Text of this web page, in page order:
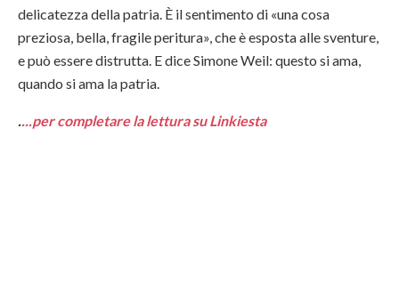
delicatezza della patria. È il sentimento di «una cosa
preziosa, bella, fragile peritura», che è esposta alle sventure,
e può essere distrutta. E dice Simone Weil: questo si ama,
quando si ama la patria.
....per completare la lettura su Linkiesta